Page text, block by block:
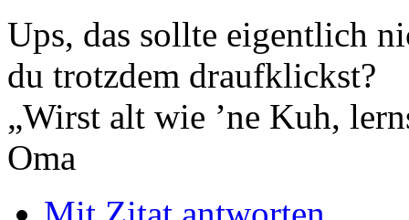
Ups, das sollte eigentlich
du trotzdem draufklickst?
„Wirst alt wie ’ne Kuh,
Oma